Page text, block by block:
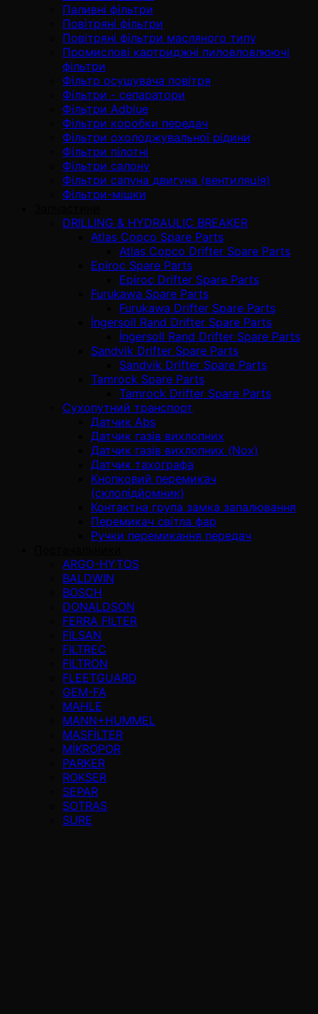
Паливні фільтри
Повітряні фільтри
Повітряні фільтри масляного типу
Промислові картриджні пиловловлюючі
фільтри
Фільтр осушувача повітря
Фільтри - сепаратори
Фільтри Adblue
Фільтри коробки передач
Фільтри охолоджувальної рідини
Фільтри пілотні
Фільтри салону
Фільтри сапуна двигуна (вентиляція)
Фільтри-мішки
DRILLING & HYDRAULIC BREAKER
Atlas Copco Spare Parts
Atlas Copco Drifter Spare Parts
Epiroc Spare Parts
Epiroc Drifter Spare Parts
Furukawa Spare Parts
Furukawa Drifter Spare Parts
İngersoll Rand Drifter Spare Parts
İngersoll Rand Drifter Spare Parts
Sandvik Drifter Spare Parts
Sandvik Drifter Spare Parts
Tamrock Spare Parts
Tamrock Drifter Spare Parts
Сухопутний транспорт
Датчик Abs
Датчик газів вихлопних
Датчик газів вихлопних (Nox)
Датчик тахографа
Кнопковий перемикач
(склопідйомник)
Контактна група замка запалювання
Перемикач світла фар
Ручки перемикання передач
ARGO-HYTOS
BALDWIN
BOSCH
DONALDSON
FERRA FILTER
FİLSAN
FILTREC
FILTRON
FLEETGUARD
GEM-FA
MAHLE
MANN+HUMMEL
MASFİLTER
MİKROPOR
PARKER
ROKSER
SEPAR
SOTRAS
SURE